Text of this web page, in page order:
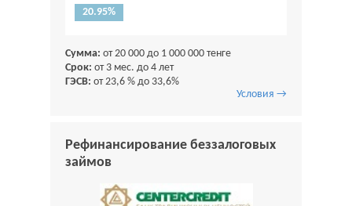
20.95%
Сумма: от 20 000 до 1 000 000 тенге
Срок: от 3 мес. до 4 лет
ГЭСВ: от 23,6 % до 33,6%
Условия →
Рефинансирование беззалоговых
займов